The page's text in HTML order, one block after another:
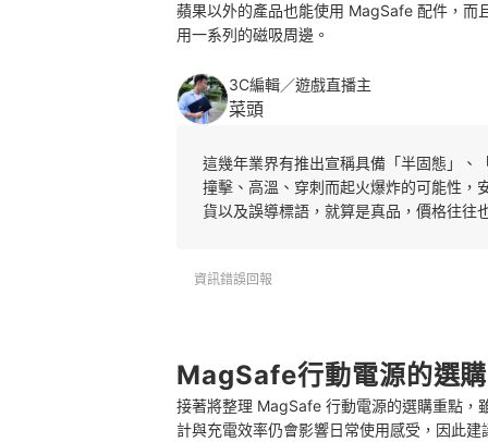
蘋果以外的產品也能使用 MagSafe 配件，而
用一系列的磁吸周邊。
3C編輯／遊戲直播主
菜頭
這幾年業界有推出宣稱具備「半固態」、
撞擊、高溫、穿刺而起火爆炸的可能性，
貨以及誤導標語，就算是真品，價格往往
資訊錯誤回報
MagSafe行動電源的選
接著將整理 MagSafe 行動電源的選購重點，
計與充電效率仍會影響日常使用感受，因此